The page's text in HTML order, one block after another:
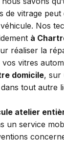
de vitrage
Nos
à
réaliser la
vitres
domicile, sur
tout autre
atelier
un service